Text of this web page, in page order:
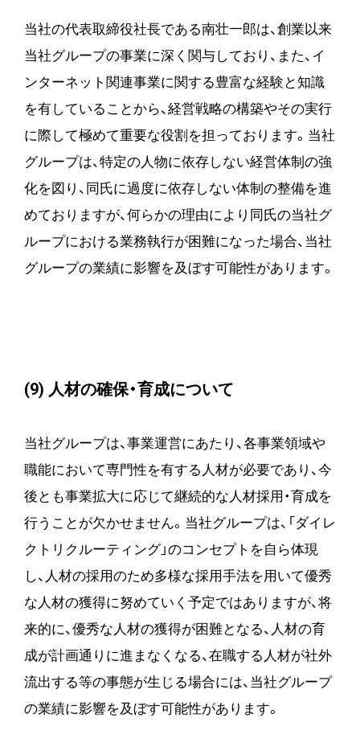
当社の代表取締役社長である南壮一郎は、創業以来
当社グループの事業に深く関与しており、また、イ
ンターネット関連事業に関する豊富な経験と知識
を有していることから、経営戦略の構築やその実行
に際して極めて重要な役割を担っております。当社
グループは、特定の人物に依存しない経営体制の強
化を図り、同氏に過度に依存しない体制の整備を進
めておりますが、何らかの理由により同氏の当社グ
ループにおける業務執行が困難になった場合、当社
グループの業績に影響を及ぼす可能性があります。
(9) 人材の確保・育成について
当社グループは、事業運営にあたり、各事業領域や
職能において専門性を有する人材が必要であり、今
後とも事業拡大に応じて継続的な人材採用・育成を
行うことが欠かせません。当社グループは、「ダイレ
クトリクルーティング」のコンセプトを自ら体現
し、人材の採用のため多様な採用手法を用いて優秀
な人材の獲得に努めていく予定ではありますが、将
来的に、優秀な人材の獲得が困難となる、人材の育
成が計画通りに進まなくなる、在職する人材が社外
流出する等の事態が生じる場合には、当社グループ
の業績に影響を及ぼす可能性があります。